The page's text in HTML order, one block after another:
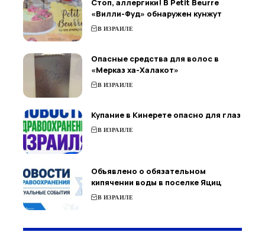
Стоп, аллергики! В Petit Beurre
«Вилли-Фуд» обнаружен кунжут
В ИЗРАИЛЕ
Опасные средства для волос в
«Мерказ ха-Халакот»
В ИЗРАИЛЕ
Купание в Кинерете опасно для глаз
В ИЗРАИЛЕ
Объявлено о обязательном
кипячении воды в поселке Яциц
В ИЗРАИЛЕ